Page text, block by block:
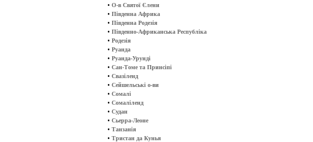
• О-в Святої Єлени
• Південна Африка
• Південна Родезія
• Південно-Африканська Республіка
• Родезія
• Руанда
• Руанда-Урунді
• Сан-Томе та Принсіпі
• Свазіленд
• Сейшельські о-ви
• Сомалі
• Сомаліленд
• Судан
• Сьерра-Леоне
• Танзанія
• Тристан да Кунья